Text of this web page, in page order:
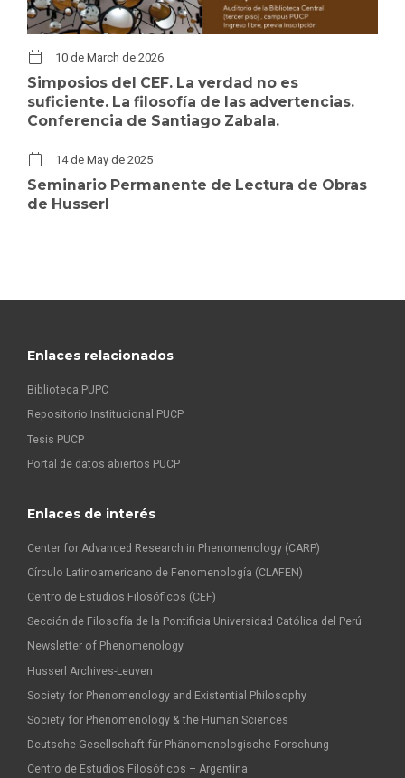
10 de March de 2026
Simposios del CEF. La verdad no es
suficiente. La filosofía de las advertencias.
Conferencia de Santiago Zabala.
14 de May de 2025
Seminario Permanente de Lectura de Obras
de Husserl
Enlaces relacionados
Biblioteca PUPC
Repositorio Institucional PUCP
Tesis PUCP
Portal de datos abiertos PUCP
Enlaces de interés
Center for Advanced Research in Phenomenology (CARP)
Círculo Latinoamericano de Fenomenología (CLAFEN)
Centro de Estudios Filosóficos (CEF)
Sección de Filosofía de la Pontificia Universidad Católica del Perú
Newsletter of Phenomenology
Husserl Archives-Leuven
Society for Phenomenology and Existential Philosophy
Society for Phenomenology & the Human Sciences
Deutsche Gesellschaft für Phänomenologische Forschung
Centro de Estudios Filosóficos – Argentina